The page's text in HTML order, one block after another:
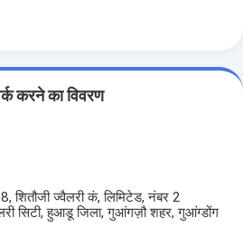
करने का विवरण
शितौजी ज्वैलरी कं, लिमिटेड, नंबर 2
सिटी, हुआडू जिला, गुआंगज़ौ शहर, गुआंग्डोंग